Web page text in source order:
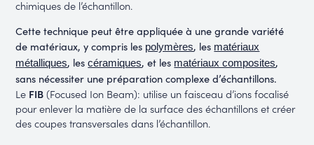
chimiques de l’échantillon.
Cette technique peut être appliquée à une grande variété
de matériaux, y compris les polymères, les matériaux
métalliques, lescéramiques, et les matériaux composites,
sans nécessiter une préparation complexe d’échantillons.
Le FIB(Focused Ion Beam): utilise un faisceau d’ions focalisé
pour enlever la matière de la surface des échantillons et créer
des coupes transversales dans l’échantillon.